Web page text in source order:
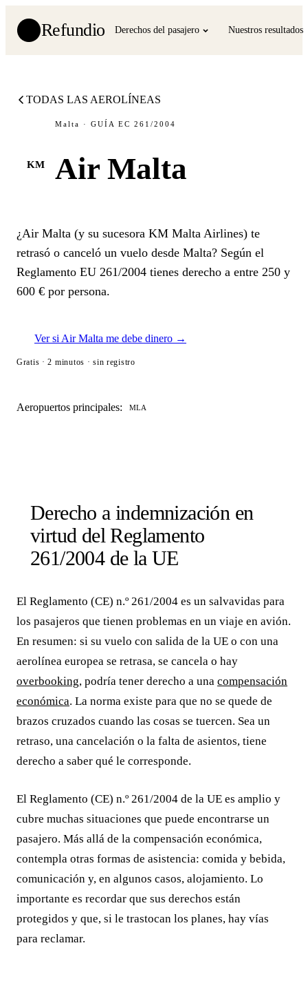
Refundio Derechos del pasajero Nuestros resultados
TODAS LAS AEROLÍNEAS
KM
Malta · GUÍA EC 261/2004
Air Malta
¿Air Malta (y su sucesora KM Malta Airlines) te
retrasó o canceló un vuelo desde Malta? Según el
Reglamento EU 261/2004 tienes derecho a entre 250 y
600 € por persona.
Ver si Air Malta me debe dinero →
Gratis · 2 minutos · sin registro
Aeropuertos principales: MLA
Derecho a indemnización en
virtud del Reglamento
261/2004 de la UE
El Reglamento (CE) n.º 261/2004 es un salvavidas para
los pasajeros que tienen problemas en un viaje en avión.
En resumen: si su vuelo con salida de la UE o con una
aerolínea europea se retrasa, se cancela o hay
overbooking, podría tener derecho a una compensación
económica. La norma existe para que no se quede de
brazos cruzados cuando las cosas se tuercen. Sea un
retraso, una cancelación o la falta de asientos, tiene
derecho a saber qué le corresponde.
El Reglamento (CE) n.º 261/2004 de la UE es amplio y
cubre muchas situaciones que puede encontrarse un
pasajero. Más allá de la compensación económica,
contempla otras formas de asistencia: comida y bebida,
comunicación y, en algunos casos, alojamiento. Lo
importante es recordar que sus derechos están
protegidos y que, si le trastocan los planes, hay vías
para reclamar.